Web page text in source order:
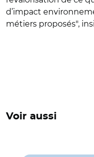
d’impact
métiers proposés",
Voir aussi